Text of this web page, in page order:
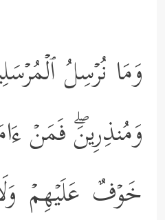
وَمَا نُرۡسِلُ
وَمُنذِرِینَۖ فَمَنۡ
خَوۡفٌ عَلَیۡهِمۡ